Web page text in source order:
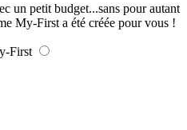
un petit budget...sans pour autant
My-First a été créée pour vous !
First